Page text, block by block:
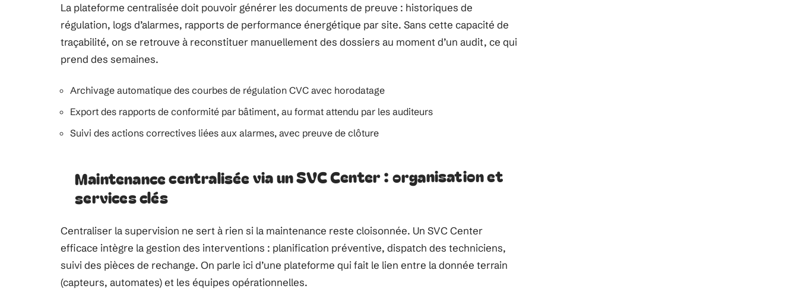
La plateforme centralisée doit pouvoir générer les documents de preuve : historiques de
régulation, logs d’alarmes, rapports de performance énergétique par site. Sans cette capacité de
traçabilité, on se retrouve à reconstituer manuellement des dossiers au moment d’un audit, ce qui
prend des semaines.
Archivage automatique des courbes de régulation CVC avec horodatage
Export des rapports de conformité par bâtiment, au format attendu par les auditeurs
Suivi des actions correctives liées aux alarmes, avec preuve de clôture
Maintenance centralisée via un SVC Center : organisation et
services clés
Centraliser la supervision ne sert à rien si la maintenance reste cloisonnée. Un SVC Center
efficace intègre la gestion des interventions : planification préventive, dispatch des techniciens,
suivi des pièces de rechange. On parle ici d’une plateforme qui fait le lien entre la donnée terrain
(capteurs, automates) et les équipes opérationnelles.